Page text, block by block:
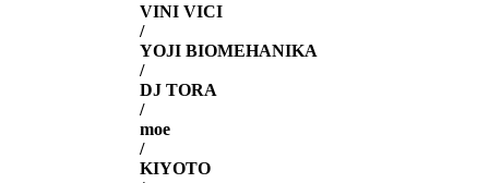
VINI VICI
/
YOJI BIOMEHANIKA
/
DJ TORA
/
moe
/
KIYOTO